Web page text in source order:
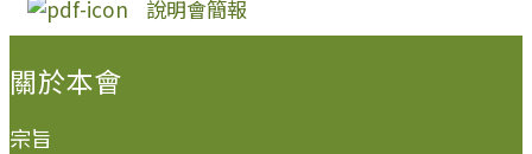
說明會簡報
關於本會
宗旨